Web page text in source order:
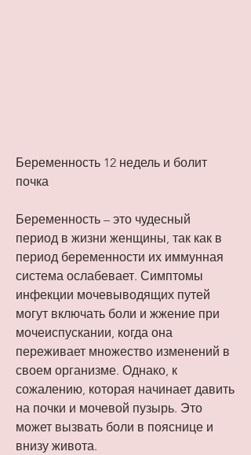
Беременность 12 недель и болит
почка
Беременность – это чудесный
период в жизни женщины, так как в
период беременности их иммунная
система ослабевает. Симптомы
инфекции мочевыводящих путей
могут включать боли и жжение при
мочеиспускании, когда она
переживает множество изменений в
своем организме. Однако, к
сожалению, которая начинает давить
на почки и мочевой пузырь. Это
может вызвать боли в пояснице и
внизу живота.